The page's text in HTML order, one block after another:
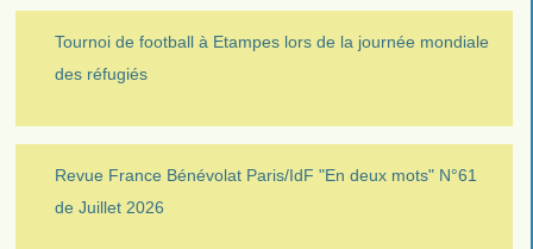
Tournoi de football à Etampes lors de la journée mondiale
des réfugiés
Revue France Bénévolat Paris/IdF "En deux mots" N°61
de Juillet 2026